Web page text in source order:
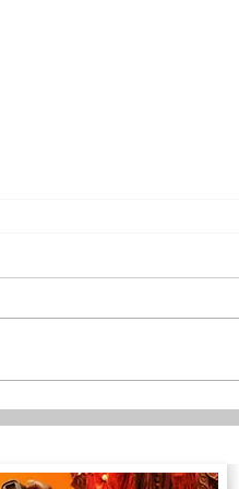
အာဆီယံအပေါ် အာဏာသိမ်း